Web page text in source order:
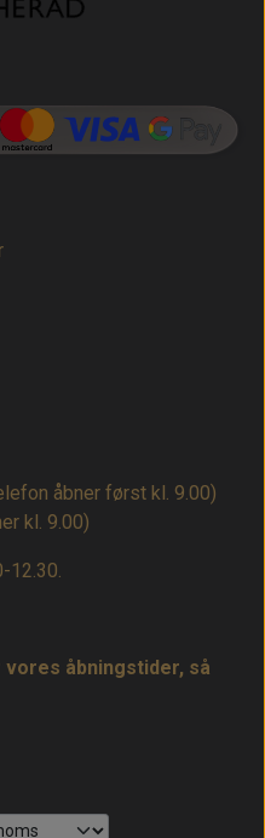
åbner først kl. 9.00)
kl. 9.00)
12.30.
åbningstider, så